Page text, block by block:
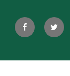
Facebook